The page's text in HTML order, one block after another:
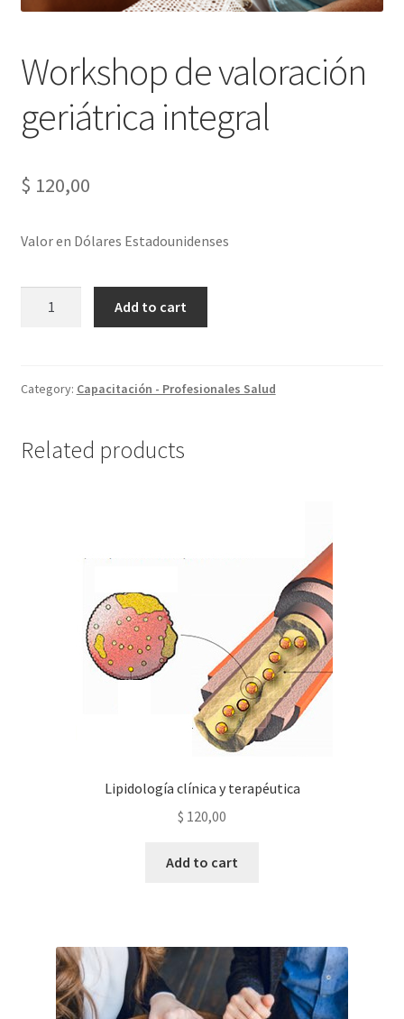
Workshop de valoración
geriátrica integral
$ 120,00
Valor en Dólares Estadounidenses
integral
Add to cart
Category: Capacitación - Profesionales Salud
Related products
Lipidología clínica y terapéutica
$ 120,00
Add to cart